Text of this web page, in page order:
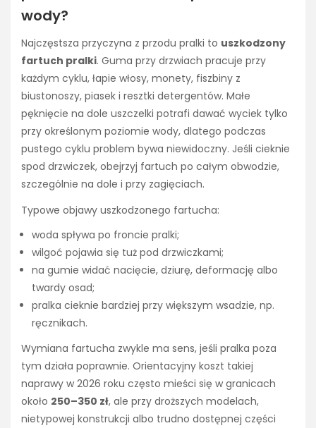
wody?
Najczęstsza przyczyna z przodu pralki to uszkodzony
fartuch pralki. Guma przy drzwiach pracuje przy
każdym cyklu, łapie włosy, monety, fiszbiny z
biustonoszy, piasek i resztki detergentów. Małe
pęknięcie na dole uszczelki potrafi dawać wyciek tylko
przy określonym poziomie wody, dlatego podczas
pustego cyklu problem bywa niewidoczny. Jeśli cieknie
spod drzwiczek, obejrzyj fartuch po całym obwodzie,
szczególnie na dole i przy zagięciach.
Typowe objawy uszkodzonego fartucha:
woda spływa po froncie pralki;
wilgoć pojawia się tuż pod drzwiczkami;
na gumie widać nacięcie, dziurę, deformację albo
twardy osad;
pralka cieknie bardziej przy większym wsadzie, np.
ręcznikach.
Wymiana fartucha zwykle ma sens, jeśli pralka poza
tym działa poprawnie. Orientacyjny koszt takiej
naprawy w 2026 roku często mieści się w granicach
około 250–350 zł, ale przy droższych modelach,
nietypowej konstrukcji albo trudno dostępnej części